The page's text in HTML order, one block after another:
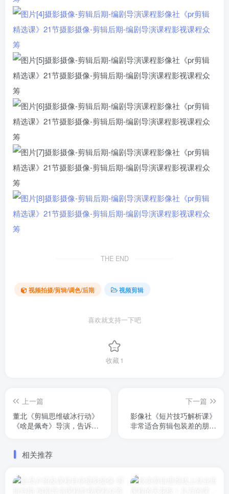
THE END
视频拍摄/剪辑/调色/后期 视频剪辑
喜欢就支持一下吧
收藏1
上一篇
董北《剪辑思维破冰行动》
《啥是佩奇》导演，告诉你
统学习剪辑思维的都适合
下一篇
影像社《短片技巧解析课》
非常适合剪辑包装差的朋友
相关推荐